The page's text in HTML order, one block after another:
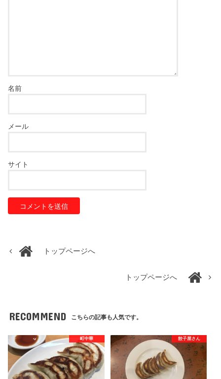
名前
メール
サイト
トップページへ
トップページへ
RECOMMEND こちらの記事も人気です。
町中華 餃子屋さん